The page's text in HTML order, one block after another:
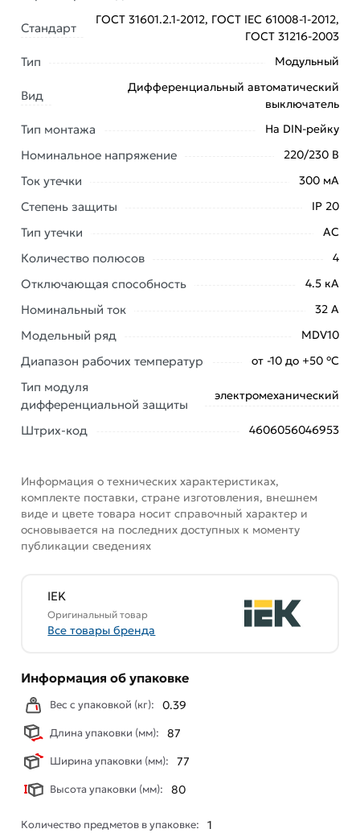
Трехфазные (четырехполюсные) УЗОдействительны
в Москве и области.
Наши профессиональные менеджеры обработают
заказ и свяжутся с Вами для согласования условий
доставки или самовывоза. Перед оформлением
онлайн заказа рекомендуем ознакомиться с
Данний товар от производителя
сертифицирован,
соответствует всем стандартам качества. Возврат
купленного товарa в течение 7 дней (наличие чека
обязательно).
Стандарт
ГОСТ 31601.2.1-2012, ГОСТ IEC 61008-1-2012,
ГОСТ 31216-2003
Тип Модульный
Вид
Дифференциальный автоматический
выключатель
Тип монтажа На DIN-рейку
Номинальное напряжение 220/230 В
Ток утечки 300 мА
Степень защиты IP 20
Тип утечки АС
Количество полюсов 4
Отключающая способность 4.5 кА
Номинальный ток 32 А
Модельный ряд MDV10
Диапазон рабочих температур от -10 до +50 °С
Тип модуля
дифференциальной защиты
электромеханический
Штрих-код 4606056046953
Информация о технических характеристиках,
комплекте поставки, стране изготовления, внешнем
виде и цвете товара носит справочный характер и
основывается на последних доступных к моменту
публикации сведениях
IEK
Оригинальный товар
Все товары бренда
Информация об упаковке
Вес с упаковкой (кг): 0.39
Длина упаковки (мм): 87
Ширина упаковки (мм): 77
Высота упаковки (мм): 80
Количество предметов в упаковке: 1